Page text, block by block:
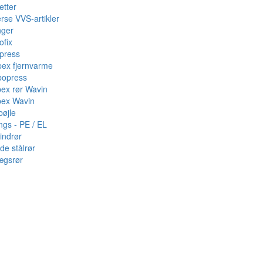
VVS-artikler
fjernvarme
rør Wavin
Wavin
- PE / EL
stålrør